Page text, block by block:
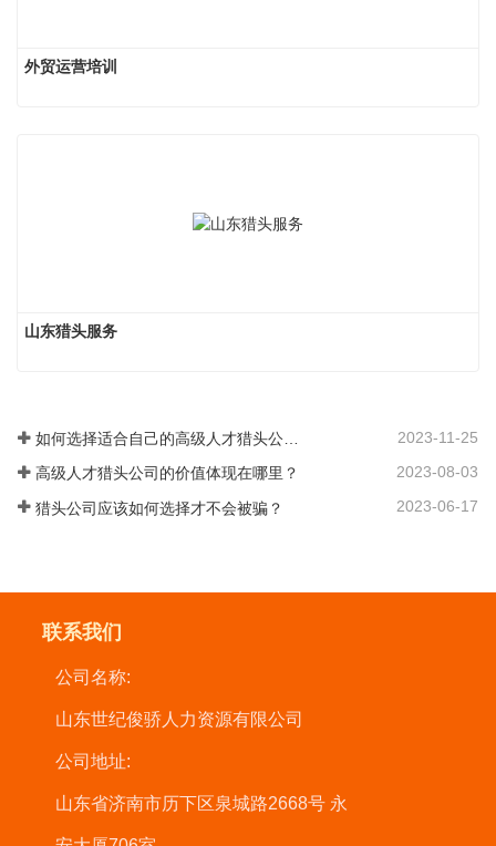
外贸运营培训
山东猎头服务
2023-11-25
高级人才猎头公司的价值体现在哪里？ 2023-08-03
猎头公司应该如何选择才不会被骗？ 2023-06-17
联系我们
公司名称:
山东世纪俊骄人力资源有限公司
公司地址:
山东省济南市历下区泉城路2668号 永